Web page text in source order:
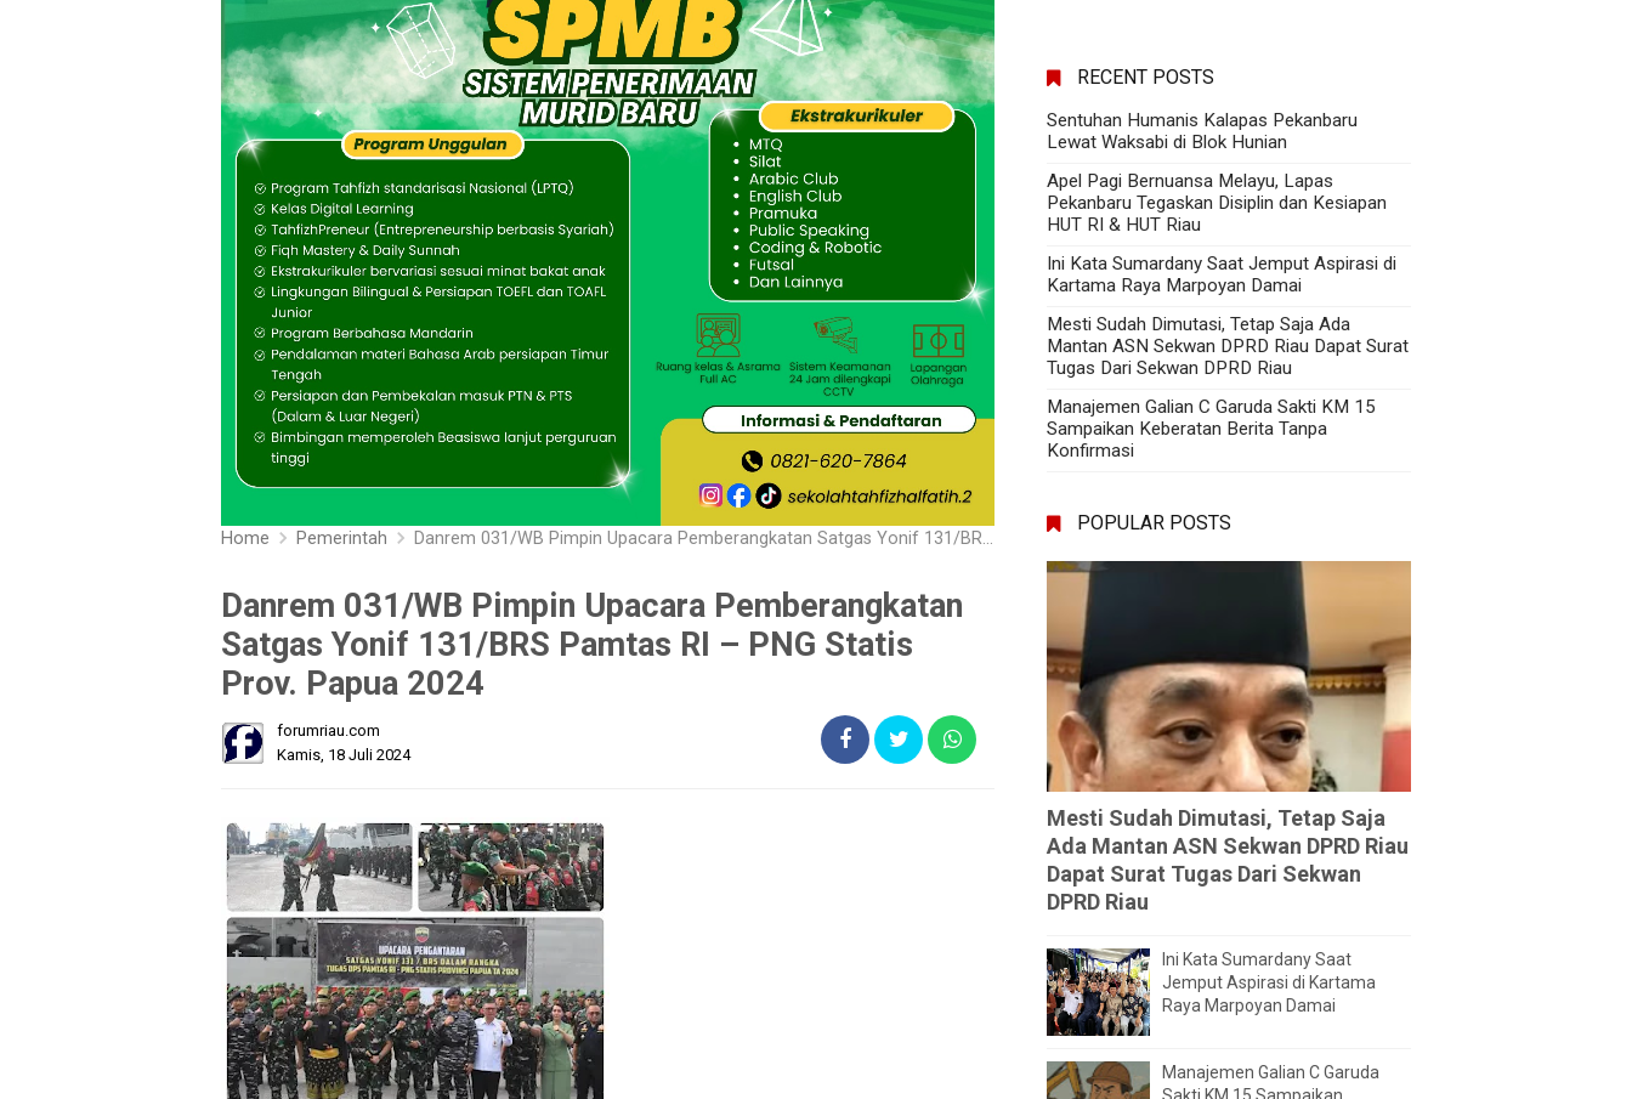
Home Pemerintah Danrem 031/WB Pimpin Upacara Pemberangkatan Satgas Yonif 131/BRS Pamtas RI – PNG Statis Prov. Papua 2024
Danrem 031/WB Pimpin Upacara Pemberangkatan
Satgas Yonif 131/BRS Pamtas RI – PNG Statis
Prov. Papua 2024
forumriau.com
Kamis, 18 Juli 2024
RECENT POSTS
Sentuhan Humanis Kalapas Pekanbaru
Lewat Waksabi di Blok Hunian
Apel Pagi Bernuansa Melayu, Lapas
Pekanbaru Tegaskan Disiplin dan Kesiapan
HUT RI & HUT Riau
Ini Kata Sumardany Saat Jemput Aspirasi di
Kartama Raya Marpoyan Damai
Mesti Sudah Dimutasi, Tetap Saja Ada
Mantan ASN Sekwan DPRD Riau Dapat Surat
Tugas Dari Sekwan DPRD Riau
Manajemen Galian C Garuda Sakti KM 15
Sampaikan Keberatan Berita Tanpa
Konfirmasi
POPULAR POSTS
Mesti Sudah Dimutasi, Tetap Saja
Ada Mantan ASN Sekwan DPRD Riau
Dapat Surat Tugas Dari Sekwan
DPRD Riau
Ini Kata Sumardany Saat
Jemput Aspirasi di Kartama
Raya Marpoyan Damai
Manajemen Galian C Garuda
Sakti KM 15 Sampaikan